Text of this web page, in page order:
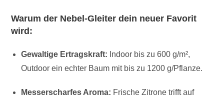
Warum der Nebel-Gleiter dein neuer Favorit
wird:
Gewaltige Ertragskraft: Indoor bis zu 600 g/m²,
Outdoor ein echter Baum mit bis zu 1200 g/Pflanze.
Messerscharfes Aroma: Frische Zitrone trifft auf